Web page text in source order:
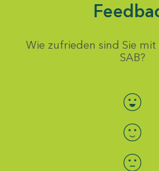
Wie zufrieden sind Sie
SAB?